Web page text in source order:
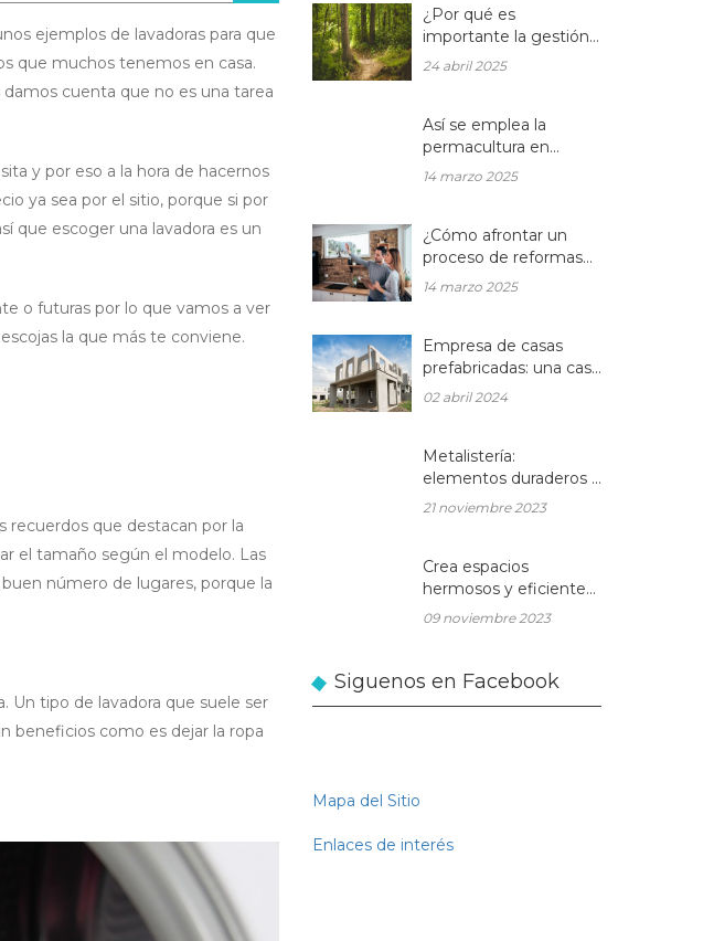
ejemplos de lavadoras para que
que muchos tenemos en casa.
cuenta que no es una tarea
y por eso a la hora de hacernos
ya sea por el sitio, porque si por
que escoger una lavadora es un
o futuras por lo que vamos a ver
la que más te conviene.
que destacan por la
el tamaño según el modelo. Las
número de lugares, porque la
Un tipo de lavadora que suele ser
beneficios como es dejar la ropa
inmobiliario actual
¿Por qué es
importante la gestión
forestal para la salud
24 abril 2025
Así se emplea la
permacultura en
balcones y terrazas
14 marzo 2025
¿Cómo afrontar un
proceso de reformas
integrales en una
14 marzo 2025
Empresa de casas
prefabricadas: una casa
a medida y sin esperas
02 abril 2024
Metalistería:
elementos duraderos y
hermosos para sus
21 noviembre 2023
Crea espacios
hermosos y eficientes
en tu hogar con
09 noviembre 2023
Siguenos en Facebook
Mapa del Sitio
Enlaces de interés